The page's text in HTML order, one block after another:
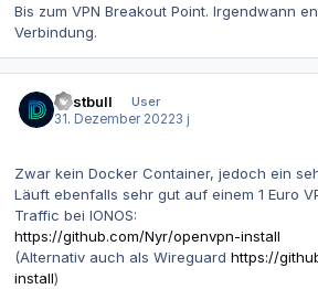
Bis zum VPN Breakout Point. Irgendwann
Verbindung.
Dustbull
User
31. Dezember 20223 j
Zwar kein Docker Container, jedoch ein
Läuft ebenfalls sehr gut auf einem 1 Euro
Traffic bei IONOS:
https://github.com/Nyr/openvpn-install
(Alternativ auch als Wireguard https://
install)